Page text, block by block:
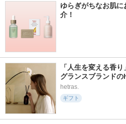
ゆらぎがちなお肌
介！
「人生を変える香
グランスブランド
hetras.
ギフト